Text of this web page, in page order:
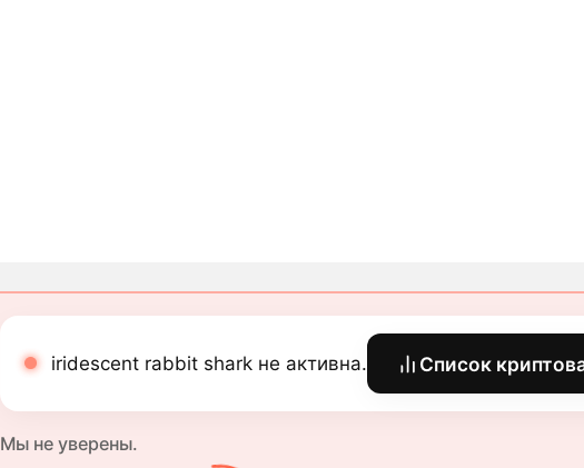
iridescent rabbit shark не активна. Список
Мы не уверены.